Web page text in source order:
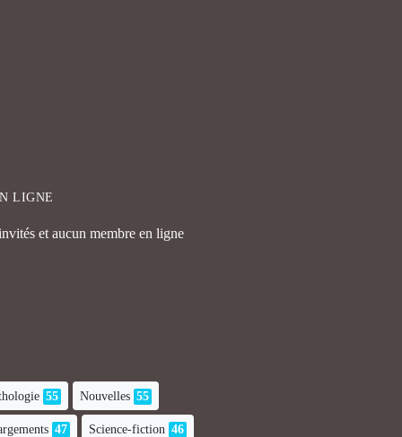
LIGNE
et aucun membre en ligne
55 Nouvelles 55
47 Science-fiction 46